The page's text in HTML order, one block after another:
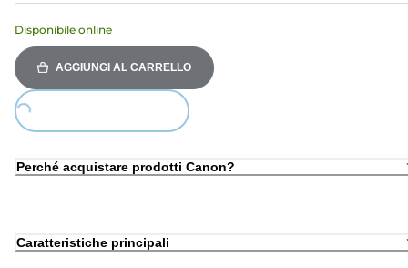
Disponibile online
AGGIUNGI AL CARRELLO
Loading...
Perché acquistare prodotti Canon?
Caratteristiche principali